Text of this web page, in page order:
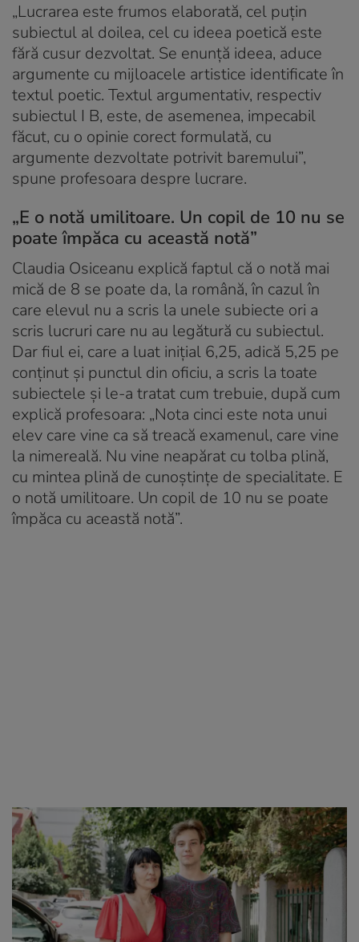
„Lucrarea este frumos elaborată, cel puțin
subiectul al doilea, cel cu ideea poetică este
fără cusur dezvoltat. Se enunță ideea, aduce
argumente cu mijloacele artistice identificate în
textul poetic. Textul argumentativ, respectiv
subiectul I B, este, de asemenea, impecabil
făcut, cu o opinie corect formulată, cu
argumente dezvoltate potrivit baremului”,
spune profesoara despre lucrare.
„E o notă umilitoare. Un copil de 10 nu se
poate împăca cu această notă”
Claudia Osiceanu explică faptul că o notă mai
mică de 8 se poate da, la română, în cazul în
care elevul nu a scris la unele subiecte ori a
scris lucruri care nu au legătură cu subiectul.
Dar fiul ei, care a luat inițial 6,25, adică 5,25 pe
conținut și punctul din oficiu, a scris la toate
subiectele și le-a tratat cum trebuie, după cum
explică profesoara: „Nota cinci este nota unui
elev care vine ca să treacă examenul, care vine
la nimereală. Nu vine neapărat cu tolba plină,
cu mintea plină de cunoștințe de specialitate. E
o notă umilitoare. Un copil de 10 nu se poate
împăca cu această notă”.